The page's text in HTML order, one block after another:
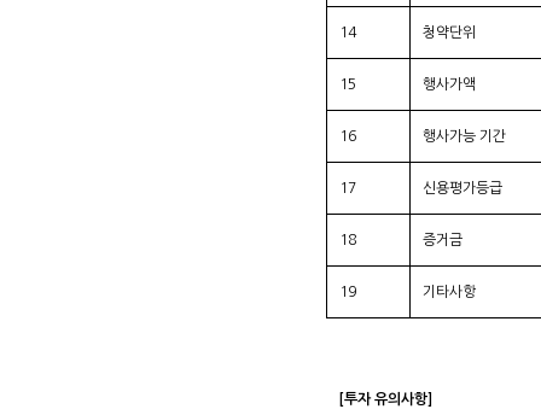
14 청약단위
15 행사가액
16 행사가능 기간
17 신용평가등급
18 증거금
19 기타사항
[투자 유의사항]